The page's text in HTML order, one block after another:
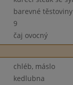
barevné těstoviny
9
čaj ovocný
chléb, máslo
kedlubna